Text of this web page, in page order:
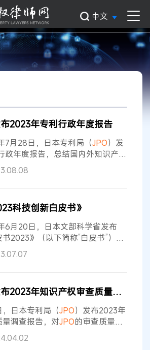
中文
2023年专利行政年度报告
7月28日，日本专利局（JPO）发
政年度报告，总结国内外知识产权
强人们对知识产权制度的关注与
。该报告总结了
的专利、外观设计和商标的审查
，审查效率提高；同时，外观设计
权量均达
科技创新白皮书》
6月20日，日本文部科学省发布
书2023》（以下简称“白皮书”）。
技术创新基本法》，总结了日本
术创新方面所采取的措施。本年
日本专利局发布2023年知识产权审查质量调查报告
日本专利局（JPO）发布2023年
调查报告，对JPO的审查质量管
实施状况进行评价[1]，同时，基
汇总了审查质量改善的建议。